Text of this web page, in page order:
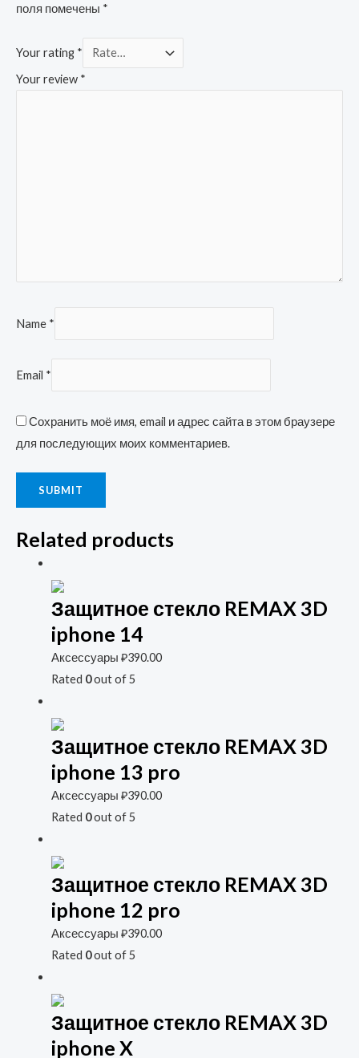
поля помечены *
Your rating *
Your review *
Name *
Email *
Сохранить моё имя, email и адрес сайта в этом браузере
для последующих моих комментариев.
Related products
Защитное стекло REMAX 3D
iphone 14
Аксессуары ₽390.00
Rated 0out of 5
Защитное стекло REMAX 3D
iphone 13 pro
Аксессуары ₽390.00
Rated 0out of 5
Защитное стекло REMAX 3D
iphone 12 pro
Аксессуары ₽390.00
Rated 0out of 5
Защитное стекло REMAX 3D
iphone X